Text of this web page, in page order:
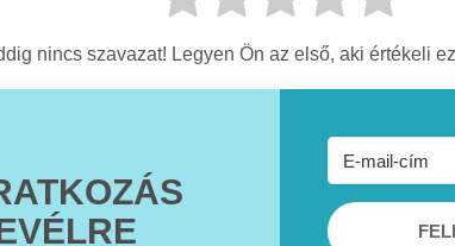
nincs szavazat! Legyen Ön az első, aki értékeli